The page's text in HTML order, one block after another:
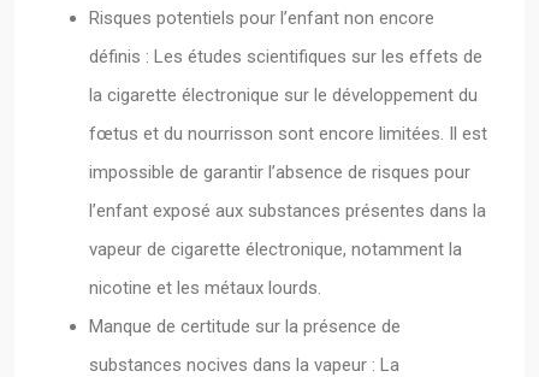
Risques potentiels pour l’enfant non encore
définis : Les études scientifiques sur les effets de
la cigarette électronique sur le développement du
fœtus et du nourrisson sont encore limitées. Il est
impossible de garantir l’absence de risques pour
l’enfant exposé aux substances présentes dans la
vapeur de cigarette électronique, notamment la
nicotine et les métaux lourds.
Manque de certitude sur la présence de
substances nocives dans la vapeur : La